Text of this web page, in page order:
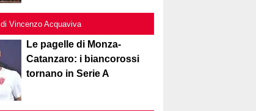
di Vincenzo Acquaviva
Le pagelle di Monza-
Catanzaro: i biancorossi
tornano in Serie A